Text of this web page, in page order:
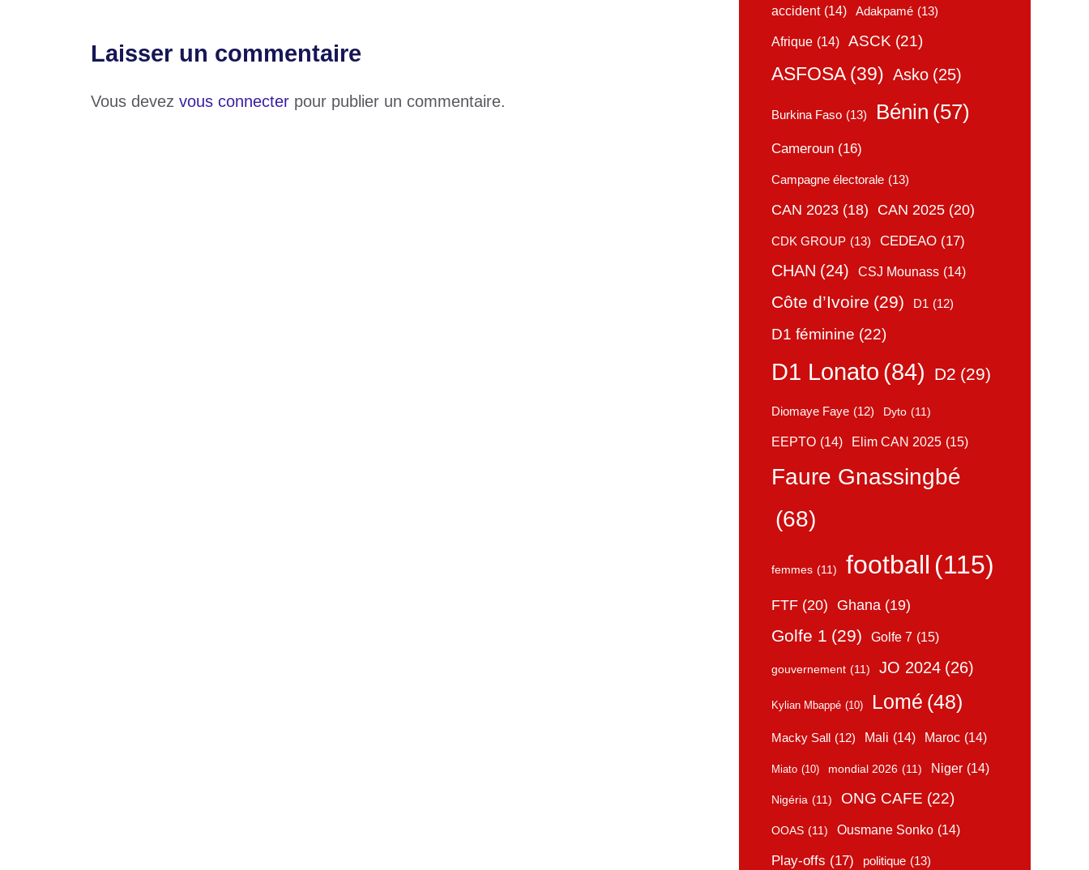
Laisser un commentaire
Vous devez vous connecter pour publier un commentaire.
accident (14) Adakpamé (13)
Afrique (14) ASCK (21)
ASFOSA (39) Asko (25)
Burkina Faso (13) Bénin (57)
Cameroun (16)
Campagne électorale (13)
CAN 2023 (18) CAN 2025 (20)
CDK GROUP (13) CEDEAO (17)
CHAN (24) CSJ Mounass (14)
Côte d’Ivoire (29) D1 (12)
D1 féminine (22)
D1 Lonato (84) D2 (29)
Diomaye Faye (12) Dyto (11)
EEPTO (14) Elim CAN 2025 (15)
Faure Gnassingbé
(68)
femmes (11) football (115)
FTF (20) Ghana (19)
Golfe 1 (29) Golfe 7 (15)
gouvernement (11) JO 2024 (26)
Kylian Mbappé (10) Lomé (48)
Macky Sall (12) Mali (14) Maroc (14)
Miato (10) mondial 2026 (11) Niger (14)
Nigéria (11) ONG CAFE (22)
OOAS (11) Ousmane Sonko (14)
Play-offs (17) politique (13)